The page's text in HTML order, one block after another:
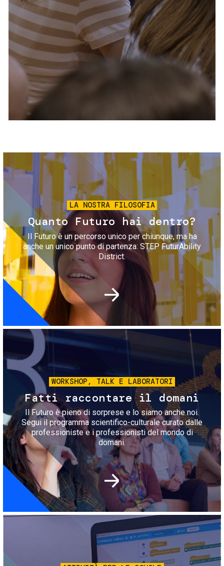
Servizi e accessibilità
Contatti
FAQ
Biglietti
Immagine
LA NOSTRA FILOSOFIA
Quanto Futuro hai dentro?
Il Futuro è un percorso unico per chiunque, ma ha
anche un unico punto di partenza: STEP FuturAbility
District.
Immagine
WORKSHOP, TALK E LABORATORI
Fatti raccontare il domani
Il Futuro è pieno di sorprese e lo siamo anche noi.
Segui il programma scientifico-culturale curato dalle
professioniste e i professionisti del mondo di
domani.
Immagine